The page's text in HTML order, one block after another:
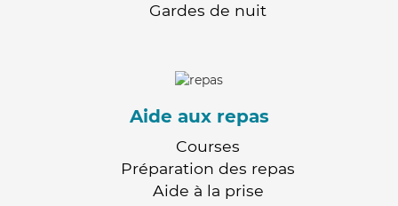
Gardes de nuit
Aide aux repas
Courses
Préparation des repas
Aide à la prise